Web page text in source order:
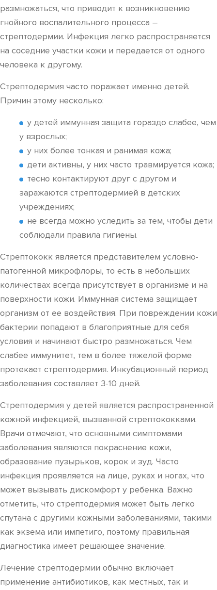
размножаться, что приводит к возникновению
гнойного воспалительного процесса –
стрептодермии. Инфекция легко распространяется
на соседние участки кожи и передается от одного
человека к другому.
Стрептодермия часто поражает именно детей.
Причин этому несколько:
у детей иммунная защита гораздо слабее, чем
у взрослых;
у них более тонкая и ранимая кожа;
дети активны, у них часто травмируется кожа;
тесно контактируют друг с другом и
заражаются стрептодермией в детских
учреждениях;
не всегда можно уследить за тем, чтобы дети
соблюдали правила гигиены.
Стрептококк является представителем условно-
патогенной микрофлоры, то есть в небольших
количествах всегда присутствует в организме и на
поверхности кожи. Иммунная система защищает
организм от ее воздействия. При повреждении кожи
бактерии попадают в благоприятные для себя
условия и начинают быстро размножаться. Чем
слабее иммунитет, тем в более тяжелой форме
протекает стрептодермия. Инкубационный период
заболевания составляет 3-10 дней.
Стрептодермия у детей является распространенной
кожной инфекцией, вызванной стрептококками.
Врачи отмечают, что основными симптомами
заболевания являются покраснение кожи,
образование пузырьков, корок и зуд. Часто
инфекция проявляется на лице, руках и ногах, что
может вызывать дискомфорт у ребенка. Важно
отметить, что стрептодермия может быть легко
спутана с другими кожными заболеваниями, такими
как экзема или импетиго, поэтому правильная
диагностика имеет решающее значение.
Лечение стрептодермии обычно включает
применение антибиотиков, как местных, так и